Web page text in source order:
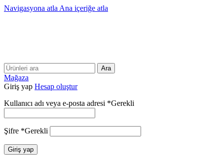
Navigasyona atla Ana içeriğe atla
Ara
Mağaza
Giriş yap Hesap oluştur
Kullanıcı adı veya e-posta adresi *Gerekli
Şifre *Gerekli
Giriş yap